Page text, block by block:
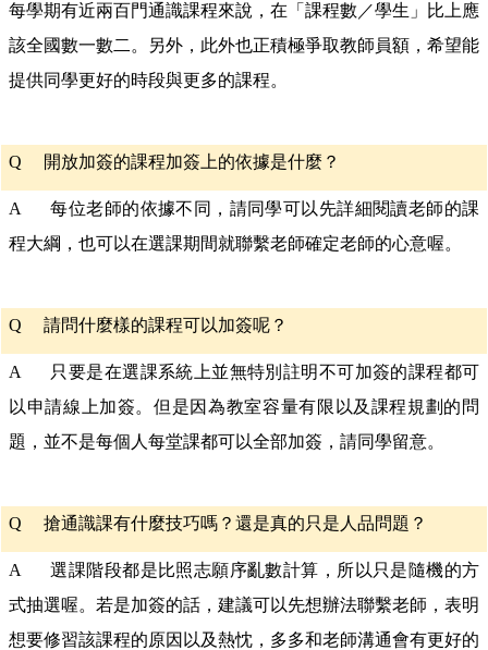
每學期有近兩百門通識課程來說，在「課程數／學生」比上應
該全國數一數二。另外，此外也正積極爭取教師員額，希望能
提供同學更好的時段與更多的課程。
Q 開放加簽的課程加簽上的依據是什麼？
A 每位老師的依據不同，請同學可以先詳細閱讀老師的課
程大綱，也可以在選課期間就聯繫老師確定老師的心意喔。
Q 請問什麼樣的課程可以加簽呢？
A 只要是在選課系統上並無特別註明不可加簽的課程都可
以申請線上加簽。但是因為教室容量有限以及課程規劃的問
題，並不是每個人每堂課都可以全部加簽，請同學留意。
Q 搶通識課有什麼技巧嗎？還是真的只是人品問題？
A 選課階段都是比照志願序亂數計算，所以只是隨機的方
式抽選喔。若是加簽的話，建議可以先想辦法聯繫老師，表明
想要修習該課程的原因以及熱忱，多多和老師溝通會有更好的